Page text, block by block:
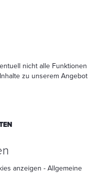
nicht alle Funktionen
zu unserem Angebot
anzeigen - Allgemeine